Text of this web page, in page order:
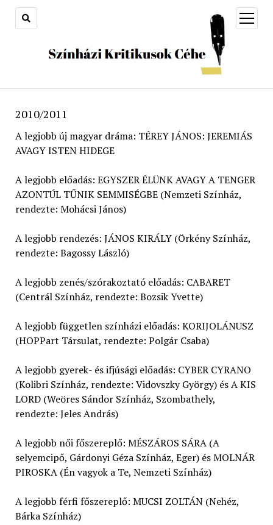
open
menu
2010/2011
A legjobb új magyar dráma: TÉREY JÁNOS: JEREMIÁS
AVAGY ISTEN HIDEGE
A legjobb előadás: EGYSZER ÉLÜNK AVAGY A TENGER
AZONTÚL TŰNIK SEMMISÉGBE (Nemzeti Színház,
rendezte: Mohácsi János)
A legjobb rendezés: JÁNOS KIRÁLY (Örkény Színház,
rendezte: Bagossy László)
A legjobb zenés/szórakoztató előadás: CABARET
(Centrál Színház, rendezte: Bozsik Yvette)
A legjobb független színházi előadás: KORIJOLÁNUSZ
(HOPPart Társulat, rendezte: Polgár Csaba)
A legjobb gyerek- és ifjúsági előadás: CYBER CYRANO
(Kolibri Színház, rendezte: Vidovszky György) és A KIS
LORD (Weöres Sándor Színház, Szombathely,
rendezte: Jeles András)
A legjobb női főszereplő: MÉSZÁROS SÁRA (A
selyemcipő, Gárdonyi Géza Színház, Eger) és MOLNÁR
PIROSKA (Én vagyok a Te, Nemzeti Színház)
A legjobb férfi főszereplő: MUCSI ZOLTÁN (Nehéz,
Bárka Színház)